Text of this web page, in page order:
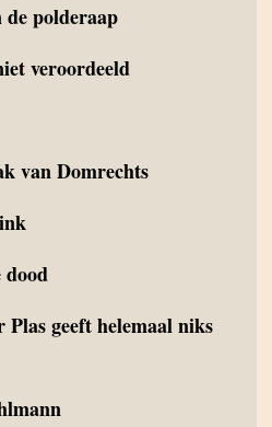
polderaap
veroordeeld
van Domrechts
dood
geeft helemaal niks